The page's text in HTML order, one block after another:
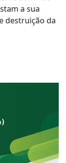
a sua
destruição da